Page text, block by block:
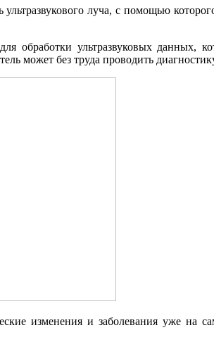
луча, с помощью
обработки ультразвуковых данных,
может без труда проводить
изменения и заболевания уже на